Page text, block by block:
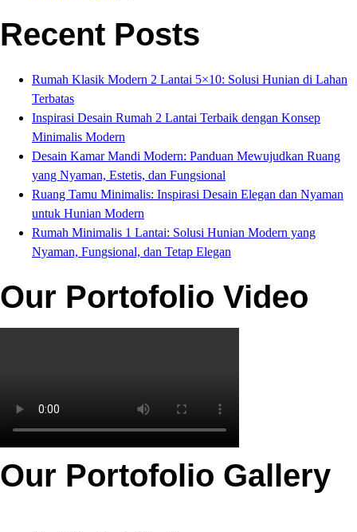
Recent Posts
Rumah Klasik Modern 2 Lantai 5×10: Solusi Hunian di Lahan
Terbatas
Inspirasi Desain Rumah 2 Lantai Terbaik dengan Konsep
Minimalis Modern
Desain Kamar Mandi Modern: Panduan Mewujudkan Ruang
yang Nyaman, Estetis, dan Fungsional
Ruang Tamu Minimalis: Inspirasi Desain Elegan dan Nyaman
untuk Hunian Modern
Rumah Minimalis 1 Lantai: Solusi Hunian Modern yang
Nyaman, Fungsional, dan Tetap Elegan
Our Portofolio Video
Our Portofolio Gallery